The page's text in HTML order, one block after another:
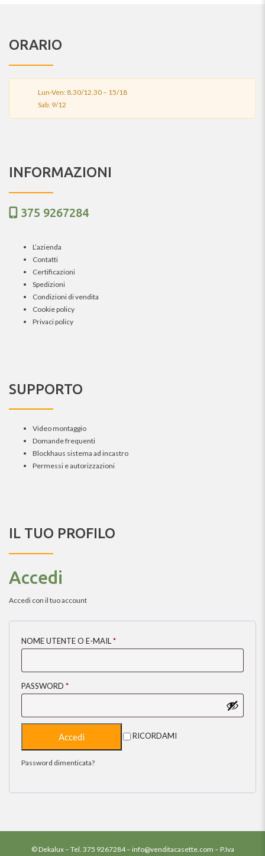
ORARIO
Lun-Ven: 8.30/12.30 – 15/18
Sab: 9/12
INFORMAZIONI
375 9267284
L’azienda
Contatti
Certificazioni
Spedizioni
Condizioni di vendita
Cookie policy
Privaci policy
SUPPORTO
Video montaggio
Domande frequenti
Blockhaus sistema ad incastro
Permessi e autorizzazioni
IL TUO PROFILO
Accedi
Accedi con il tuo account
NOME UTENTE O E-MAIL*
PASSWORD *
RICORDAMI
Password dimenticata?
© Dekalux – Tel. 375 9267284– info@venditacasette.com – P.Iva